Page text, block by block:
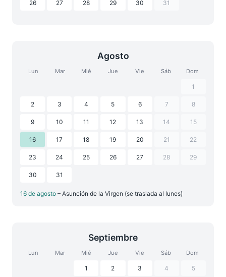
26 27 28 29 30 31
Agosto
Lun Mar Mié Jue Vie Sáb Dom
1
2 3 4 5 6 7 8
9 10 11 12 13 14 15
16 17 18 19 20 21 22
23 24 25 26 27 28 29
30 31
16 de agosto – Asunción de la Virgen (se traslada al lunes)
Septiembre
Lun Mar Mié Jue Vie Sáb Dom
1 2 3 4 5